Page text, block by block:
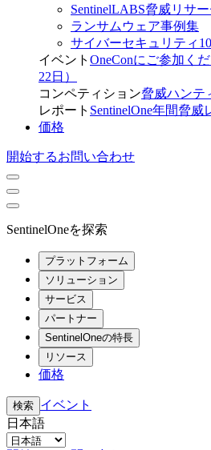
SentinelLABS脅威リサ
ランサムウェア事例集
サイバーセキュリティ
イベント OneConにご参加く
22日）
コンペティション脅威ハンテ
レポート SentinelOne年間脅威
価格
開始するお問い合わせ
SentinelOneを探索
プラットフォーム
ソリューション
サービス
パートナー
SentinelOneの特長
リソース
価格
検索 イベント
日本語